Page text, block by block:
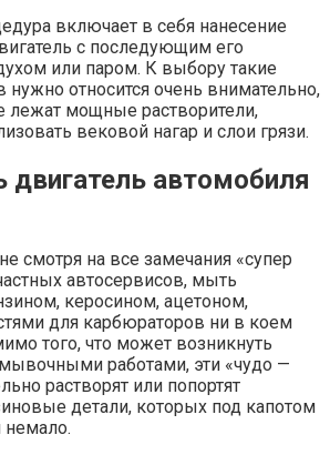
включает в себя нанесение
с последующим его
или паром. К выбору такие
относится очень внимательно,
лежат мощные растворители,
вековой нагар и слои грязи.
автомобиля
смотря на все замечания «супер
автосервисов, мыть
керосином, ацетоном,
для карбюраторов ни в коем
того, что может возникнуть
работами, эти «чудо —
растворят или попортят
детали, которых под капотом